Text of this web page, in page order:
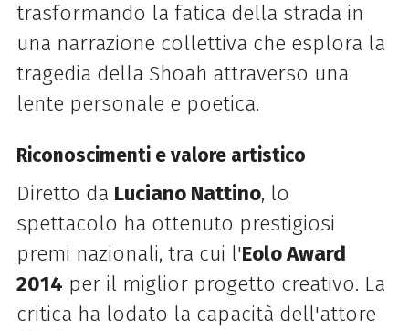
trasformando la fatica della strada in
una narrazione collettiva che esplora la
tragedia della Shoah attraverso una
lente personale e poetica.
Riconoscimenti e valore artistico
Diretto da Luciano Nattino, lo
spettacolo ha ottenuto prestigiosi
premi nazionali, tra cui l'Eolo Award
2014 per il miglior progetto creativo. La
critica ha lodato la capacità dell'attore